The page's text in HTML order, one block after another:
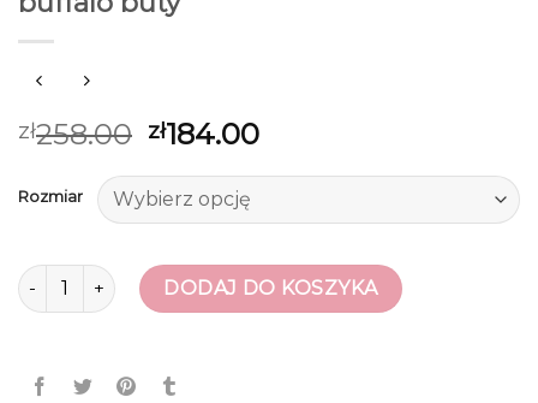
zł258.00 zł184.00
Rozmiar
ilość buffalo butyDODAJ DO KOSZYKA